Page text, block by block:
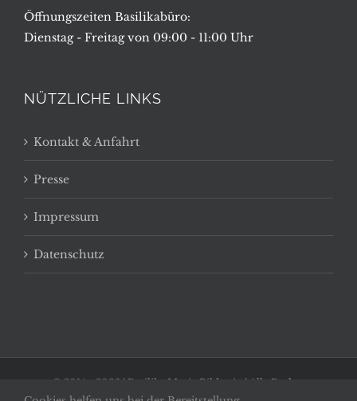
Öffnungszeiten Basilikabüro:
Dienstag - Freitag von 09:00 - 11:00 Uhr
NÜTZLICHE LINKS
Kontakt & Anfahrt
Presse
Impressum
Datenschutz
© 2014 - 2026 | Basilika Maria Bildstein | Alle Rechte